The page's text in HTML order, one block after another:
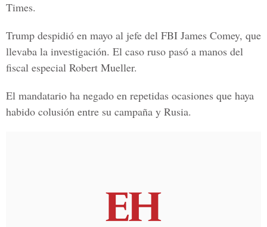
Times.
Trump despidió en mayo al jefe del FBI James Comey, que
llevaba la investigación. El caso ruso pasó a manos del
fiscal especial Robert Mueller.
El mandatario ha negado en repetidas ocasiones que haya
habido colusión entre su campaña y Rusia.